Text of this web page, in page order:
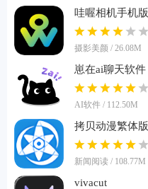
哇喔相机手机版
摄影美颜 / 26.08M
崽在ai聊天软件
AI软件 / 112.50M
拷贝动漫繁体版
新闻阅读 / 108.77M
vivacut